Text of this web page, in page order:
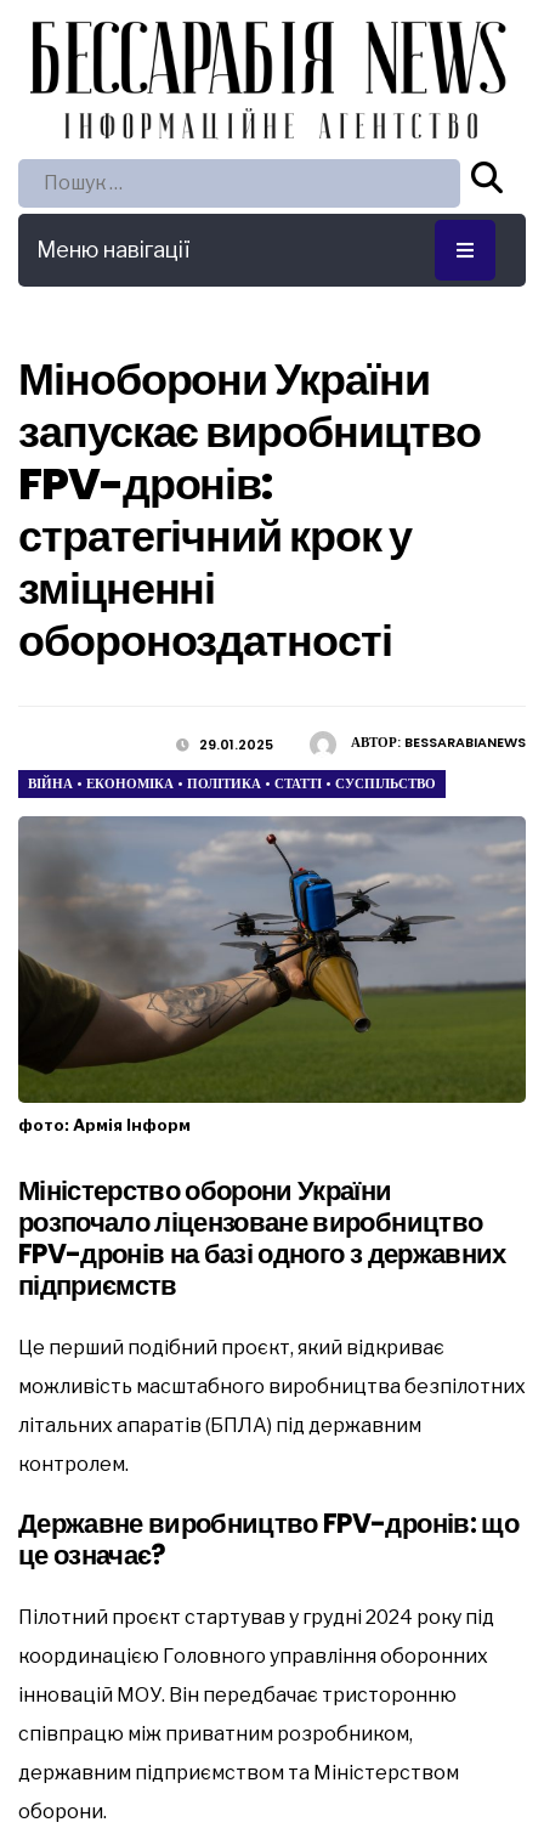
Пошук:
Меню навігації
Міноборони України
запускає виробництво
FPV-дронів:
стратегічний крок у
зміцненні
обороноздатності
АВТОР: BESSARABIANEWS
29.01.2025
ВІЙНА • ЕКОНОМІКА • ПОЛІТИКА • СТАТТІ • СУСПІЛЬСТВО
фото: Армія Інформ
Міністерство оборони України
розпочало ліцензоване виробництво
FPV-дронів на базі одного з державних
підприємств
Це перший подібний проєкт, який відкриває
можливість масштабного виробництва безпілотних
літальних апаратів (БПЛА) під державним
контролем.
Державне виробництво FPV-дронів: що
це означає?
Пілотний проєкт стартував у грудні 2024 року під
координацією Головного управління оборонних
інновацій МОУ. Він передбачає тристоронню
співпрацю між приватним розробником,
державним підприємством та Міністерством
оборони.